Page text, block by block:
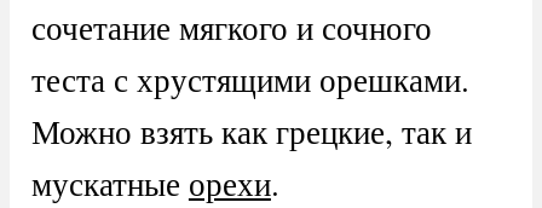
сочетание мягкого и сочного
теста с хрустящими орешками.
Можно взять как грецкие, так и
мускатные орехи.